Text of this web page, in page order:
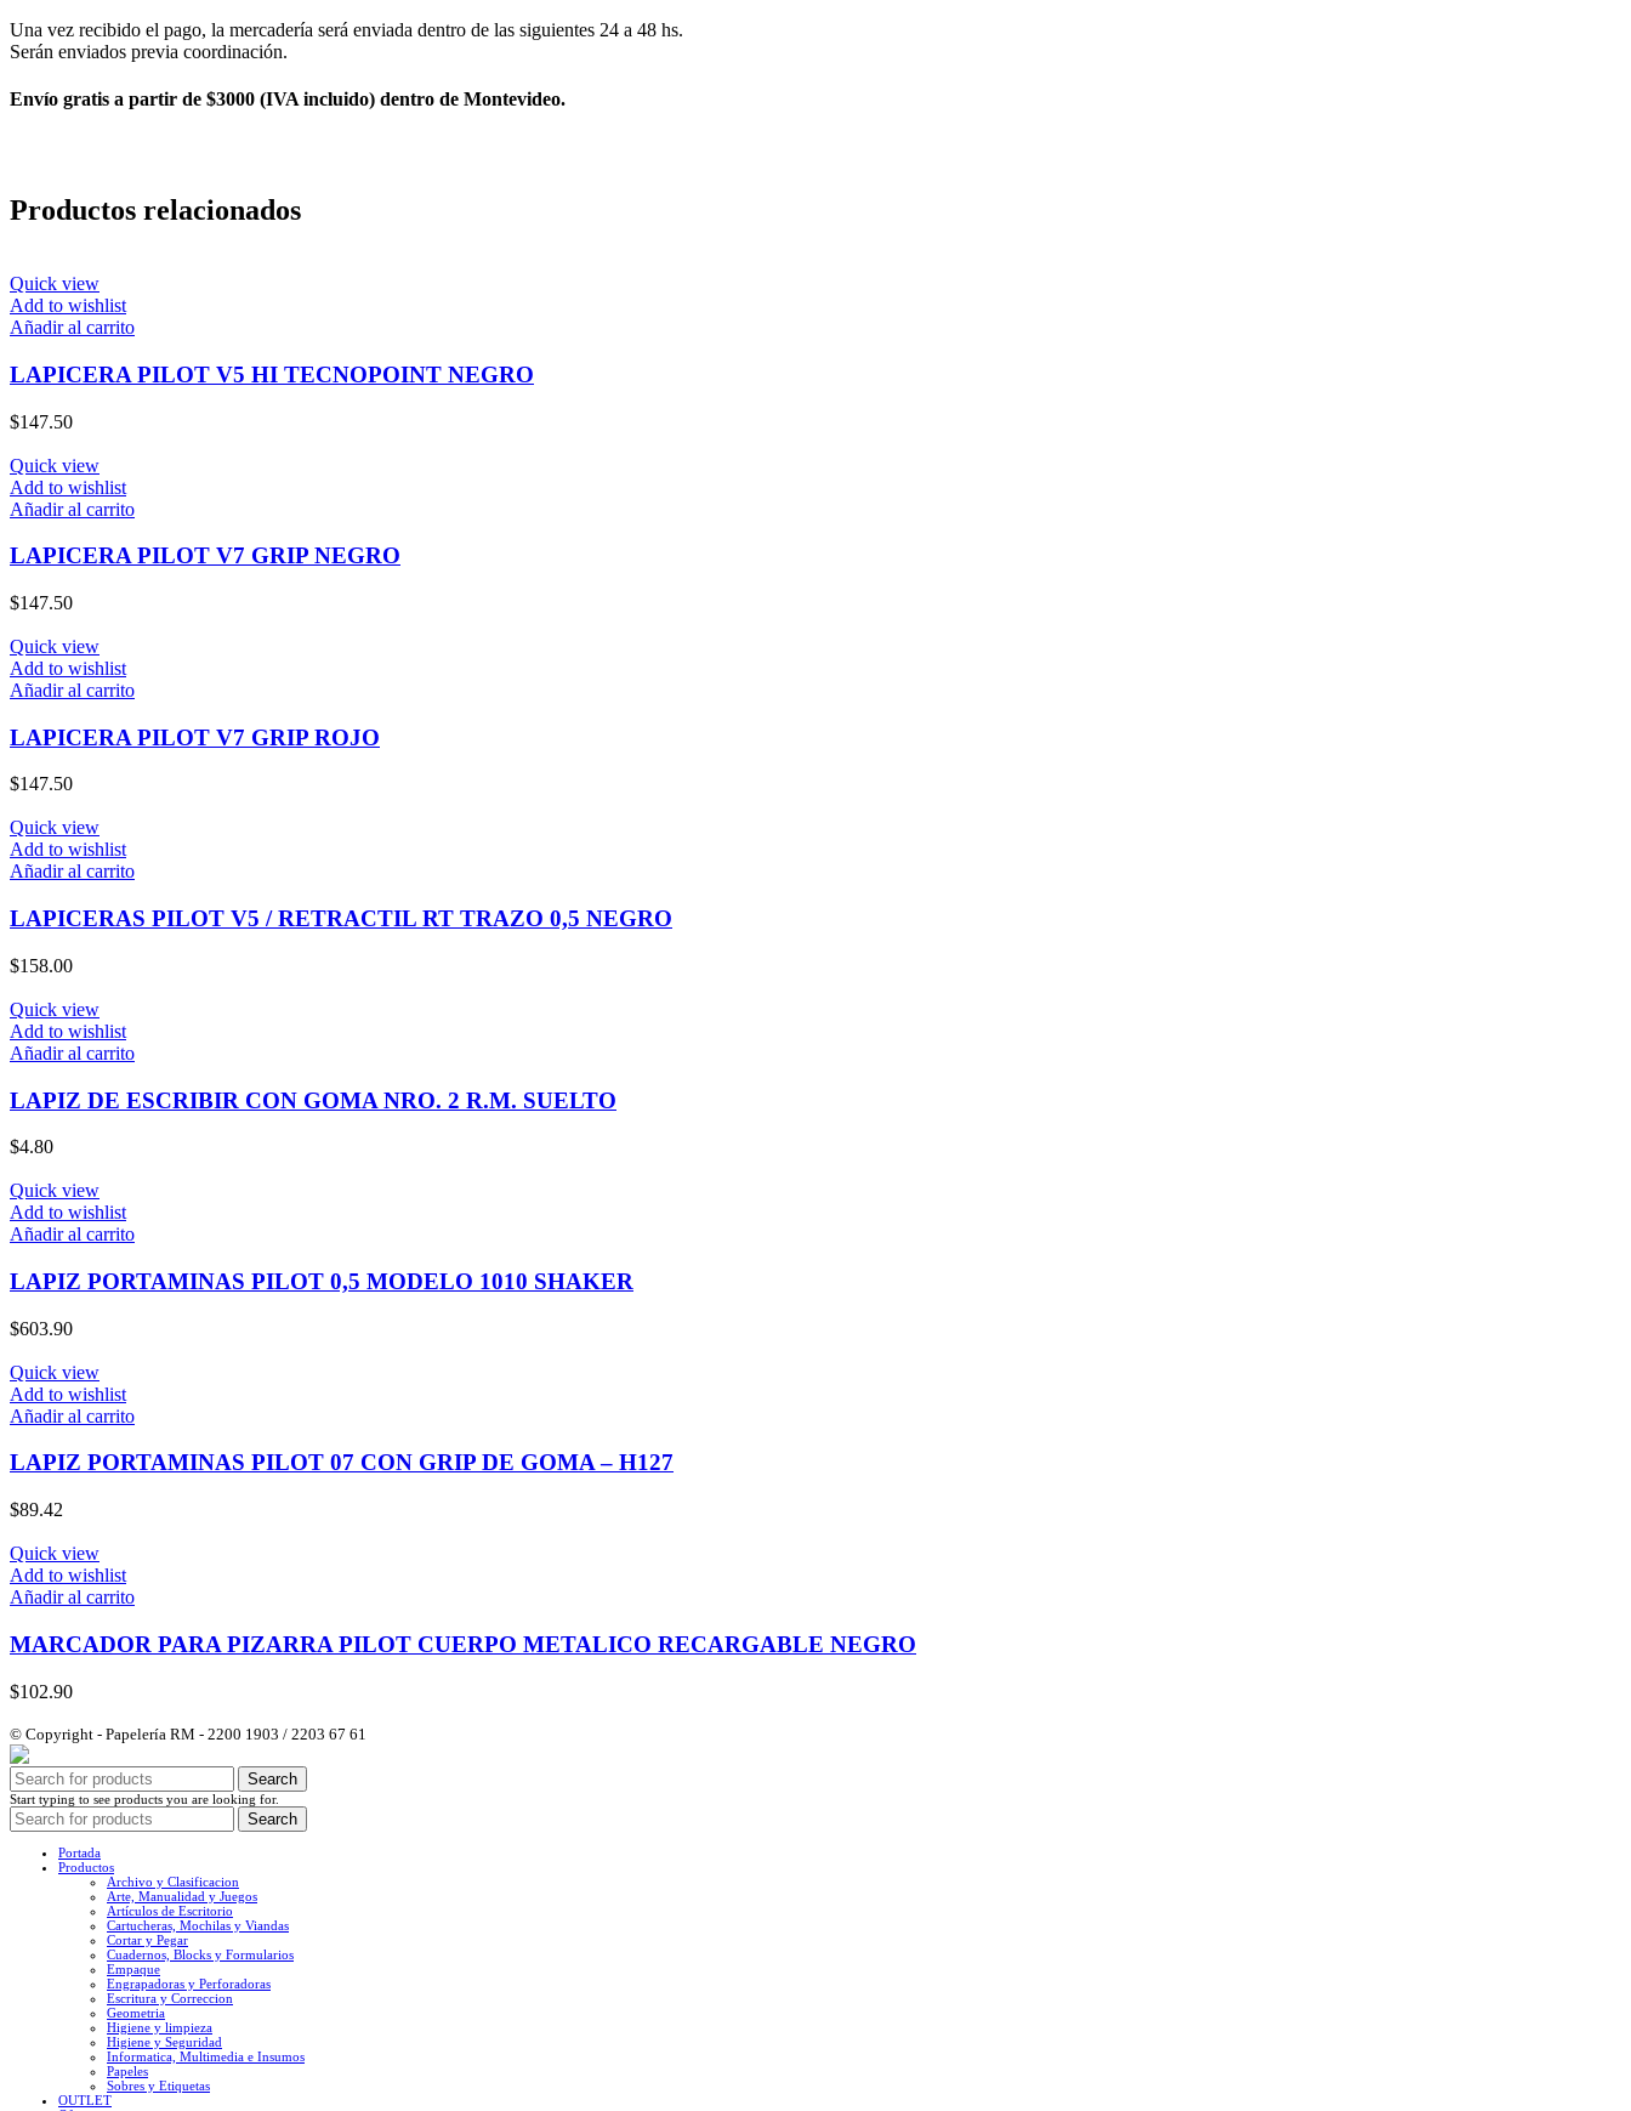
Una vez recibido el pago, la mercadería será enviada dentro de las siguientes 24 a 48 hs.
Serán enviados previa coordinación.
Envío gratis a partir de $3000 (IVA incluido) dentro de Montevideo.
Productos relacionados
Quick view
Add to wishlist
Añadir al carrito
LAPICERA PILOT V5 HI TECNOPOINT NEGRO
$147.50
Quick view
Add to wishlist
Añadir al carrito
LAPICERA PILOT V7 GRIP NEGRO
$147.50
Quick view
Add to wishlist
Añadir al carrito
LAPICERA PILOT V7 GRIP ROJO
$147.50
Quick view
Add to wishlist
Añadir al carrito
LAPICERAS PILOT V5 / RETRACTIL RT TRAZO 0,5 NEGRO
$158.00
Quick view
Add to wishlist
Añadir al carrito
LAPIZ DE ESCRIBIR CON GOMA NRO. 2 R.M. SUELTO
$4.80
Quick view
Add to wishlist
Añadir al carrito
LAPIZ PORTAMINAS PILOT 0,5 MODELO 1010 SHAKER
$603.90
Quick view
Add to wishlist
Añadir al carrito
LAPIZ PORTAMINAS PILOT 07 CON GRIP DE GOMA – H127
$89.42
Quick view
Add to wishlist
Añadir al carrito
MARCADOR PARA PIZARRA PILOT CUERPO METALICO RECARGABLE NEGRO
$102.90
© Copyright - Papelería RM - 2200 1903 / 2203 67 61
Search
Start typing to see products you are looking for.
Search
Portada
Productos
Archivo y Clasificacion
Arte, Manualidad y Juegos
Artículos de Escritorio
Cartucheras, Mochilas y Viandas
Cortar y Pegar
Cuadernos, Blocks y Formularios
Empaque
Engrapadoras y Perforadoras
Escritura y Correccion
Geometria
Higiene y limpieza
Higiene y Seguridad
Informatica, Multimedia e Insumos
Papeles
Sobres y Etiquetas
OUTLET